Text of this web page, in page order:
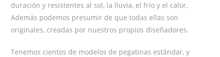
duración y resistentes al sol, la lluvia, el frío y el calor.
Además podemos presumir de que todas ellas son
originales, creadas por nuestros propios diseñadores.
Tenemos cientos de modelos de pegatinas estándar, y